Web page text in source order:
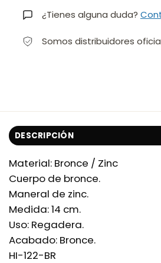
¿Tienes alguna duda?
Somos distribuidores
DESCRIPCIÓN
Material: Bronce / Zinc
Cuerpo de bronce.
Maneral de zinc.
Medida: 14 cm.
Uso: Regadera.
Acabado: Bronce.
HI-122-BR